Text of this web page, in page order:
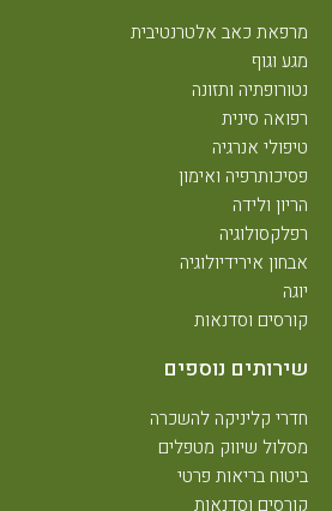
מרפאת כאב אלטרנטיבית
מגע וגוף
נטורופתיה ותזונה
רפואה סינית
טיפולי אנרגיה
פסיכותרפיה ואימון
הריון ולידה
רפלקסולוגיה
אבחון אירידיולוגיה
יוגה
קורסים וסדנאות
שירותים נוספים
חדרי קליניקה להשכרה
מסלול שיווק מטפלים
ביטוח בריאות פרטי
קורסים וסדנאות